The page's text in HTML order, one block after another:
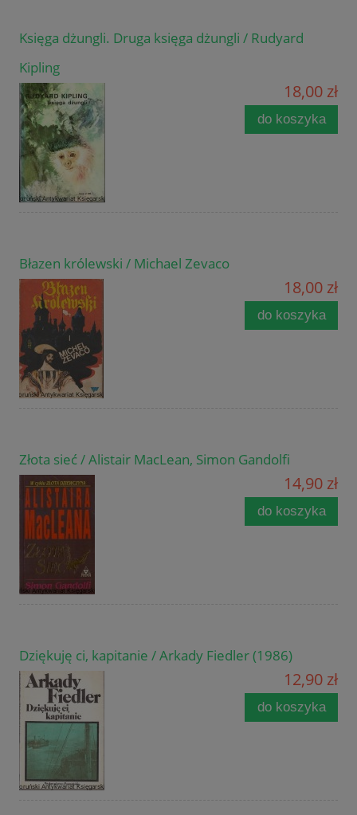
Księga dżungli. Druga księga dżungli / Rudyard
Kipling
18,00 zł
do koszyka
Błazen królewski / Michael Zevaco
18,00 zł
do koszyka
Złota sieć / Alistair MacLean, Simon Gandolfi
14,90 zł
do koszyka
Dziękuję ci, kapitanie / Arkady Fiedler (1986)
12,90 zł
do koszyka